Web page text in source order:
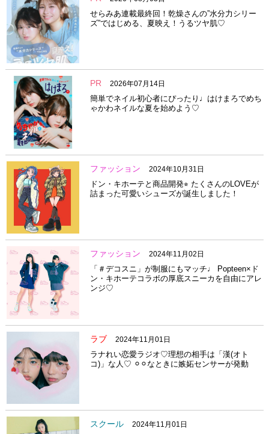
せらみあ連載最終回！乾燥さんの”水分力シリー
ズ”ではじめる、夏映え！うるツヤ肌♡
PR 2026年07月14日
簡単でネイル初心者にぴったり♩はけまろでめち
ゃかわネイルな夏を始めよう♡
ファッション 2024年10月31日
ドン・キホーテと商品開発⭐︎ たくさんのLOVEが
詰まった可愛いシューズが誕生しました！
ファッション 2024年11月02日
「＃デコスニ」が制服にもマッチ♩ Popteen×ド
ン・キホーテコラボの厚底スニーカを自由にアレ
ンジ♡
ラブ 2024年11月01日
ラナれい恋愛ラジオ♡理想の相手は「漢(オト
コ)」な人♡ ⚪︎⚪︎なときに嫉妬センサーが発動
スクール 2024年11月01日